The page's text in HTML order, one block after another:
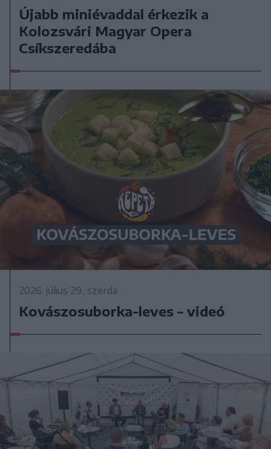
Újabb miniévaddal érkezik a
Kolozsvári Magyar Opera
Csíkszeredába
2026. július 29., szerda
Kovászosuborka-leves – videó